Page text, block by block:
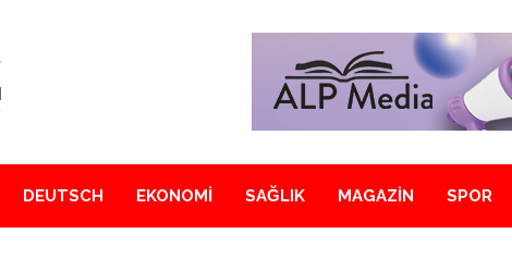
DEUTSCH EKONOMİ SAĞLIK MAGAZİN SPOR